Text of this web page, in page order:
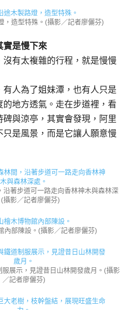
，造型特殊。(攝影／記者廖儷芬)
是慢下來
有太複雜的行程，就是慢慢
有人為了姐妹潭，也有人只是
地方透氣。走在步道裡，看
與涼亭，其實會發現，阿里
只是風景，而是它讓人願意慢
沿著步道可一路走向香林神木與森林深
攝影／記者廖儷芬)
內部陳設。(攝影／記者廖儷芬)
服展示，見證昔日山林開發歲月。(攝影
／記者廖儷芬)